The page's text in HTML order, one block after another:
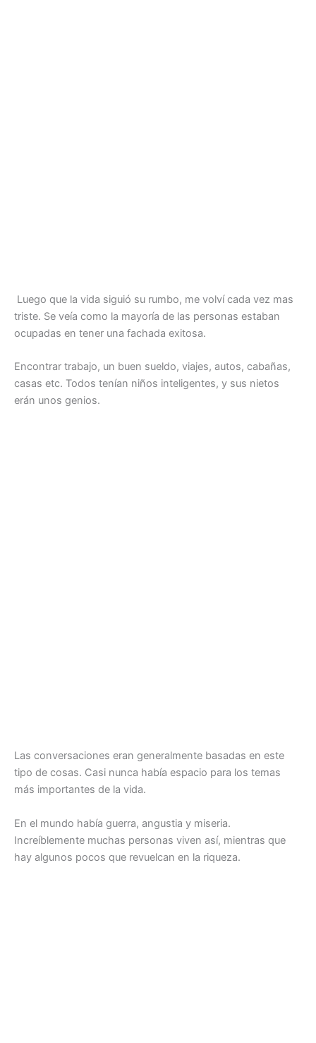
Luego que la vida siguió su rumbo, me volví cada vez mas
triste. Se veía como la mayoría de las personas estaban
ocupadas en tener una fachada exitosa.
Encontrar trabajo, un buen sueldo, viajes, autos, cabañas,
casas etc. Todos tenían niños inteligentes, y sus nietos
erán unos genios.
Las conversaciones eran generalmente basadas en este
tipo de cosas. Casi nunca había espacio para los temas
más importantes de la vida.
En el mundo había guerra, angustia y miseria.
Increíblemente muchas personas viven así, mientras que
hay algunos pocos que revuelcan en la riqueza.